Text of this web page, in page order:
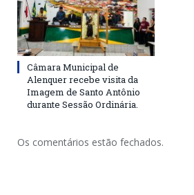
Câmara Municipal de
Alenquer recebe visita da
Imagem de Santo Antônio
durante Sessão Ordinária.
Os comentários estão fechados.